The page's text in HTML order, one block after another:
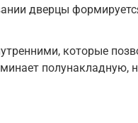
дверцы
которые
полунакладную,